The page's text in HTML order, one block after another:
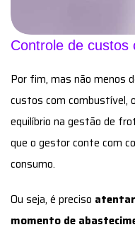
Controle de custos
Por fim, mas não menos
custos com combustível,
equilíbrio na gestão de
que o gestor conte com
consumo.
Ou seja, é preciso
momento de